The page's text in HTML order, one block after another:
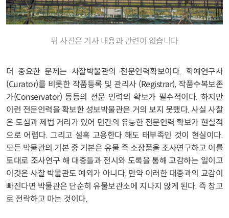
위 사진은 기사 내용과 관련이 없습니다
더 중요한 문제는 사찰박물관의 전문인력확보이다. 학예연구사
(Curator)를 비롯한 작품등록 및 관리사 (Registrar), 작품수복보존
가(Conservator) 등등의 전문 인력의 확보가 필수적이다. 하지만
이런 전문인력을 확보한 성보박물관은 거의 보지 못했다. 사실 사찰
은 도심과 제법 거리가 있어 민간의 유능한 전문인력 확보가 현실적
으로 어렵다. 그리고 설혹 고용한다 해도 태부족인 것이 현실이다.
모든 박물관의 기본 중 기본은 유물 즉 소장품을 조사연구하고 이를
토대로 조사연구 해 대중들과 전시와 도록을 통해 교감하는 일이고
이것은 사찰 박물관도 예외가 아니다. 만약 이러한 대중과의 교감이
빠진다면 박물관은 단순히 유물보관소에 지나지 않게 된다. 즉 창고
로 전락하고 마는 것이다.